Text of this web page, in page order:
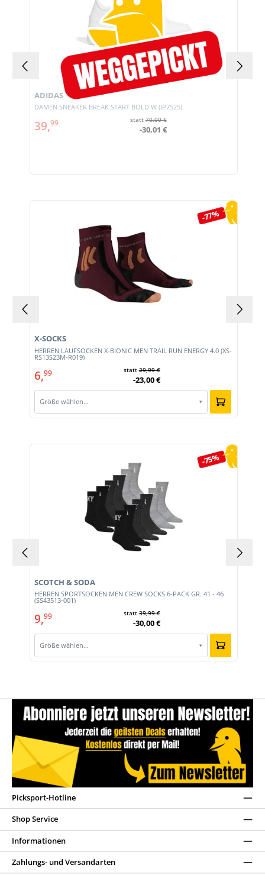
DAMEN SNEAKER BREAK START BOLD W (JP7525)
ADIDAS
39,99 statt70,00 €
-30,01 €
-77%
HERREN LAUFSOCKEN X-BIONIC MEN TRAIL RUN ENERGY 4.0 (XS-
RS13S23M-R019)
X-SOCKS
6,99 statt29,99 €
-23,00 €
Größe wählen… ▾
-75%
HERREN SPORTSOCKEN MEN CREW SOCKS 6-PACK GR. 41 - 46
(SS43513-001)
SCOTCH & SODA
9,99 statt39,99 €
-30,00 €
Größe wählen… ▾
Picksport-Hotline
Shop Service
Informationen
Zahlungs- und Versandarten